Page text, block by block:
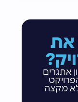
את
אתגרים
מקצה